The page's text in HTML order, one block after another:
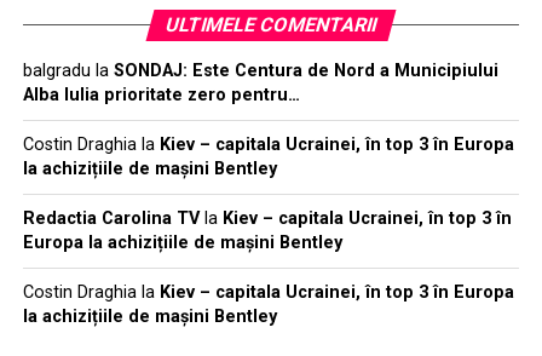
ULTIMELE COMENTARII
balgradu la SONDAJ: Este Centura de Nord a Municipiului
Alba Iulia prioritate zero pentru…
Costin Draghiala Kiev – capitala Ucrainei, în top 3 în Europa
la achizițiile de mașini Bentley
Redactia Carolina TVla Kiev – capitala Ucrainei, în top 3 în
Europa la achizițiile de mașini Bentley
Costin Draghiala Kiev – capitala Ucrainei, în top 3 în Europa
la achizițiile de mașini Bentley